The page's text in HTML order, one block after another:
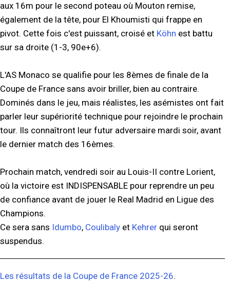
aux 16m pour le second poteau où Mouton remise,
également de la tête, pour El Khoumisti qui frappe en
pivot. Cette fois c'est puissant, croisé et Köhn est battu
sur sa droite (1-3, 90e+6).
L'AS Monaco se qualifie pour les 8èmes de finale de la
Coupe de France sans avoir briller, bien au contraire.
Dominés dans le jeu, mais réalistes, les asémistes ont fait
parler leur supériorité technique pour rejoindre le prochain
tour. Ils connaîtront leur futur adversaire mardi soir, avant
le dernier match des 16èmes.
Prochain match, vendredi soir au Louis-II contre Lorient,
où la victoire est INDISPENSABLE pour reprendre un peu
de confiance avant de jouer le Real Madrid en Ligue des
Champions.
Ce sera sans Idumbo, Coulibaly et Kehrer qui seront
suspendus.
Les résultats de la Coupe de France 2025-26.